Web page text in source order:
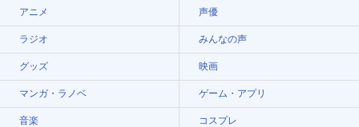
アニメ 声優
ラジオ みんなの声
グッズ 映画
マンガ・ラノベ ゲーム・アプリ
音楽 コスプレ